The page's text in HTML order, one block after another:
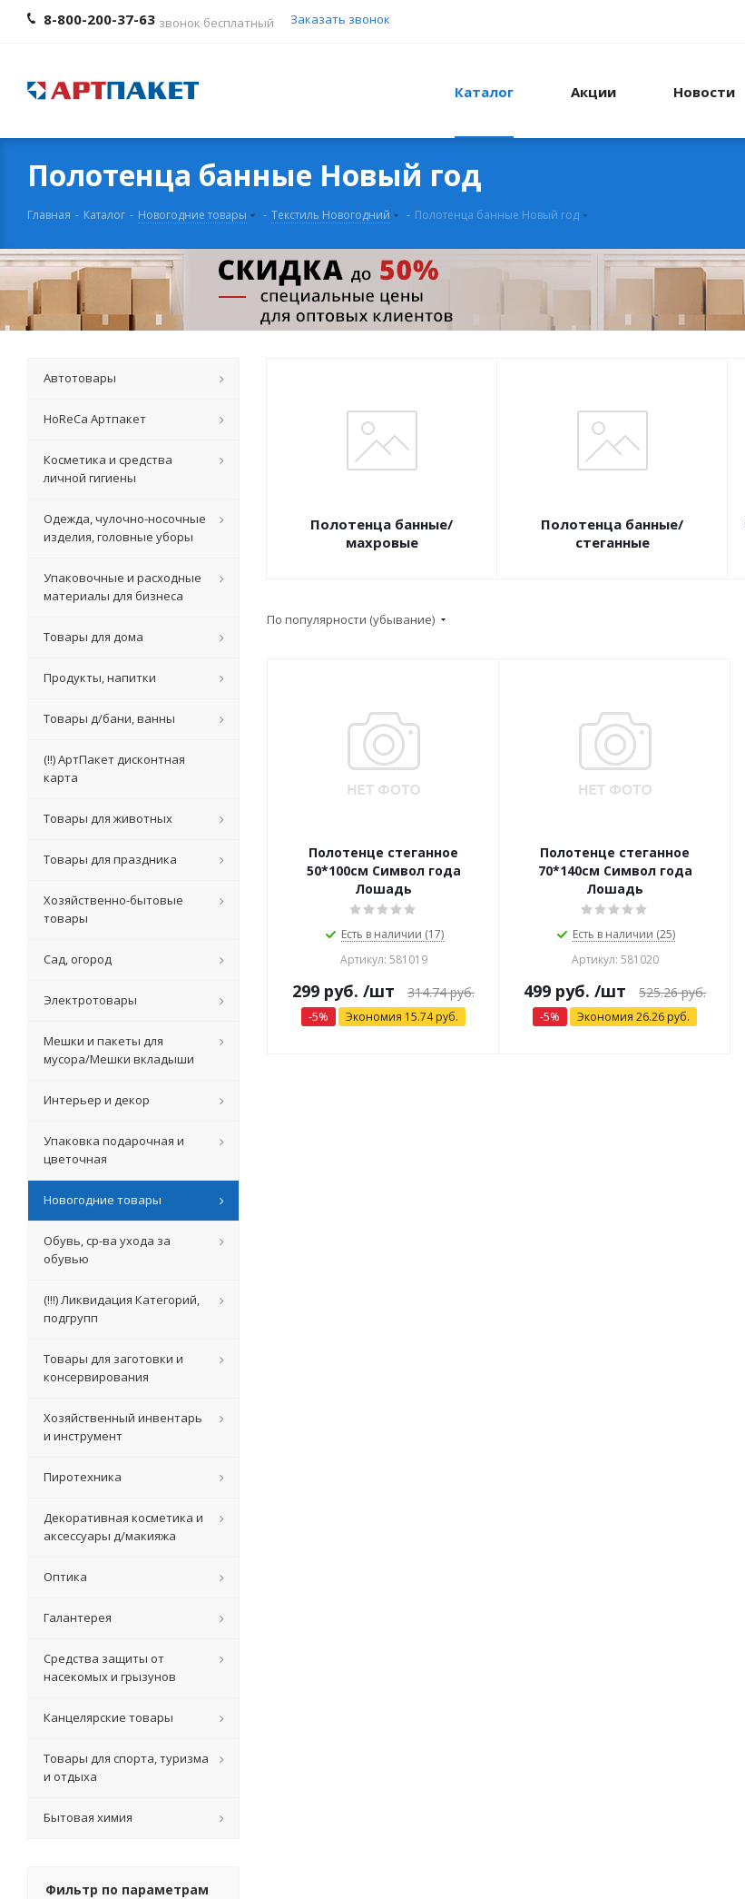
8-800-200-37-63 звонок бесплатный Заказать звонок
Каталог Акции Новости
Полотенца банные Новый год
Главная - Каталог - Новогодние товары - Текстиль Новогодний - Полотенца банные Новый год
Полотенца банные/
махровые
Полотенца банные/
стеганные
По популярности (убывание)
Полотенце стеганное
50*100см Символ года
Лошадь
Есть в наличии (17)
Артикул: 581019
299 руб. /шт 314.74руб.
-5% Экономия 15.74руб.
Полотенце стеганное
70*140см Символ года
Лошадь
Есть в наличии (25)
Артикул: 581020
499 руб. /шт 525.26руб.
-5% Экономия 26.26 руб.
Автотовары
HoReCa Артпакет
Косметика и средства
личной гигиены
Одежда, чулочно-носочные
изделия, головные уборы
Упаковочные и расходные
материалы для бизнеса
Товары для дома
Продукты, напитки
Товары д/бани, ванны
(!!) АртПакет дисконтная
карта
Товары для животных
Товары для праздника
Хозяйственно-бытовые
товары
Сад, огород
Электротовары
Мешки и пакеты для
мусора/Мешки вкладыши
Интерьер и декор
Упаковка подарочная и
цветочная
Новогодние товары
Обувь, ср-ва ухода за
обувью
(!!!) Ликвидация Категорий,
подгрупп
Товары для заготовки и
консервирования
Хозяйственный инвентарь
и инструмент
Пиротехника
Декоративная косметика и
аксессуары д/макияжа
Оптика
Галантерея
Средства защиты от
насекомых и грызунов
Канцелярские товары
Товары для спорта, туризма
и отдыха
Бытовая химия
Фильтр по параметрам